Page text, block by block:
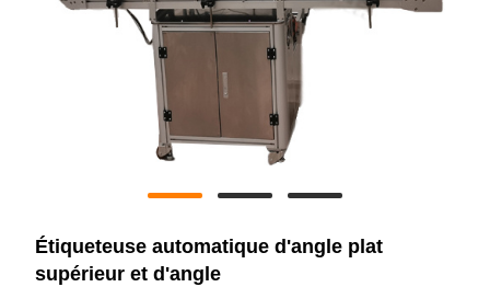
Étiqueteuse automatique d'angle plat
supérieur et d'angle